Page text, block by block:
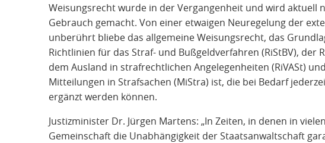
Weisungsrecht wurde in der Vergangenheit und wird aktuell
Gebrauch gemacht. Von einer etwaigen Neuregelung der
unberührt bliebe das allgemeine Weisungsrecht, das
Richtlinien für das Straf- und Bußgeldverfahren (RiStBV), der
dem Ausland in strafrechtlichen Angelegenheiten (RiVASt)
Mitteilungen in Strafsachen (MiStra) ist, die bei Bedarf
ergänzt werden können.
Justizminister Dr. Jürgen Martens: „In Zeiten, in denen in
Gemeinschaft die Unabhängigkeit der Staatsanwaltschaft